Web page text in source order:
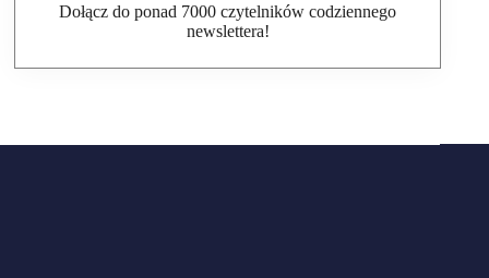
Dołącz do ponad 7000 czytelników codziennego
newslettera!